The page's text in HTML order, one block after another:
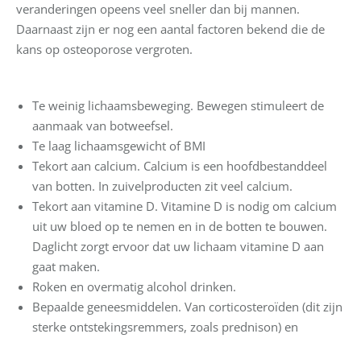
veranderingen opeens veel sneller dan bij mannen.
Daarnaast zijn er nog een aantal factoren bekend die de
kans op osteoporose vergroten.
Te weinig lichaamsbeweging. Bewegen stimuleert de
aanmaak van botweefsel.
Te laag lichaamsgewicht of BMI
Tekort aan calcium. Calcium is een hoofdbestanddeel
van botten. In zuivelproducten zit veel calcium.
Tekort aan vitamine D. Vitamine D is nodig om calcium
uit uw bloed op te nemen en in de botten te bouwen.
Daglicht zorgt ervoor dat uw lichaam vitamine D aan
gaat maken.
Roken en overmatig alcohol drinken.
Bepaalde geneesmiddelen. Van corticosteroïden (dit zijn
sterke ontstekingsremmers, zoals prednison) en